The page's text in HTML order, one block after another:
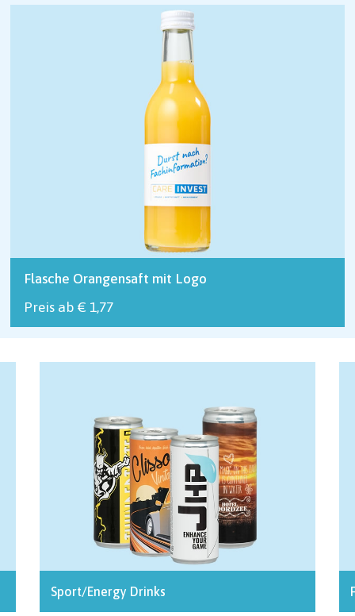
Flasche Orangensaft mit Logo
Preis ab € 1,77
Sport/Energy Drinks